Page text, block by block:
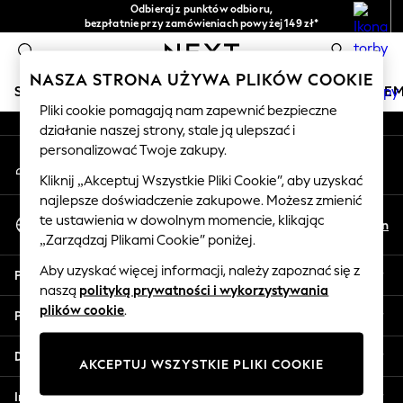
Odbieraj z punktów odbioru,
bezpłatnie przy zamówieniach powyżej 149 zł*
Łatwe zwroty*
0
SKLEP WAKACYJNY
HOLIDAY SHOP
Women's Holiday Shop
All Swimwear
All Beachwear
Bags & Accessories
Beach Dresses & Kaftans
Dresses
Flip Flops
Sliders
Jumpsuits & Playsuits
Sandals
Shorts
An error occurred on client
Nasze media społecznościowe
Moje konto
Zaloguj się na swoje konto
Wybierz Język
Polski
En
Pomoc
Prywatność i zasady prawne
Działy
Inne usługi
NASZA STRONA UŻYWA PLIKÓW COOKIE
Pliki cookie pomagają nam zapewnić bezpieczne
działanie naszej strony, stale ją ulepszać i
personalizować Twoje zakupy.
Kliknij „Akceptuj Wszystkie Pliki Cookie”, aby uzyskać
najlepsze doświadczenie zakupowe. Możesz zmienić
te ustawienia w dowolnym momencie, klikając
„Zarządzaj Plikami Cookie” poniżej.
Aby uzyskać więcej informacji, należy zapoznać się z
naszą polityką prywatności i wykorzystywania
plików cookie.
AKCEPTUJ WSZYSTKIE PLIKI COOKIE